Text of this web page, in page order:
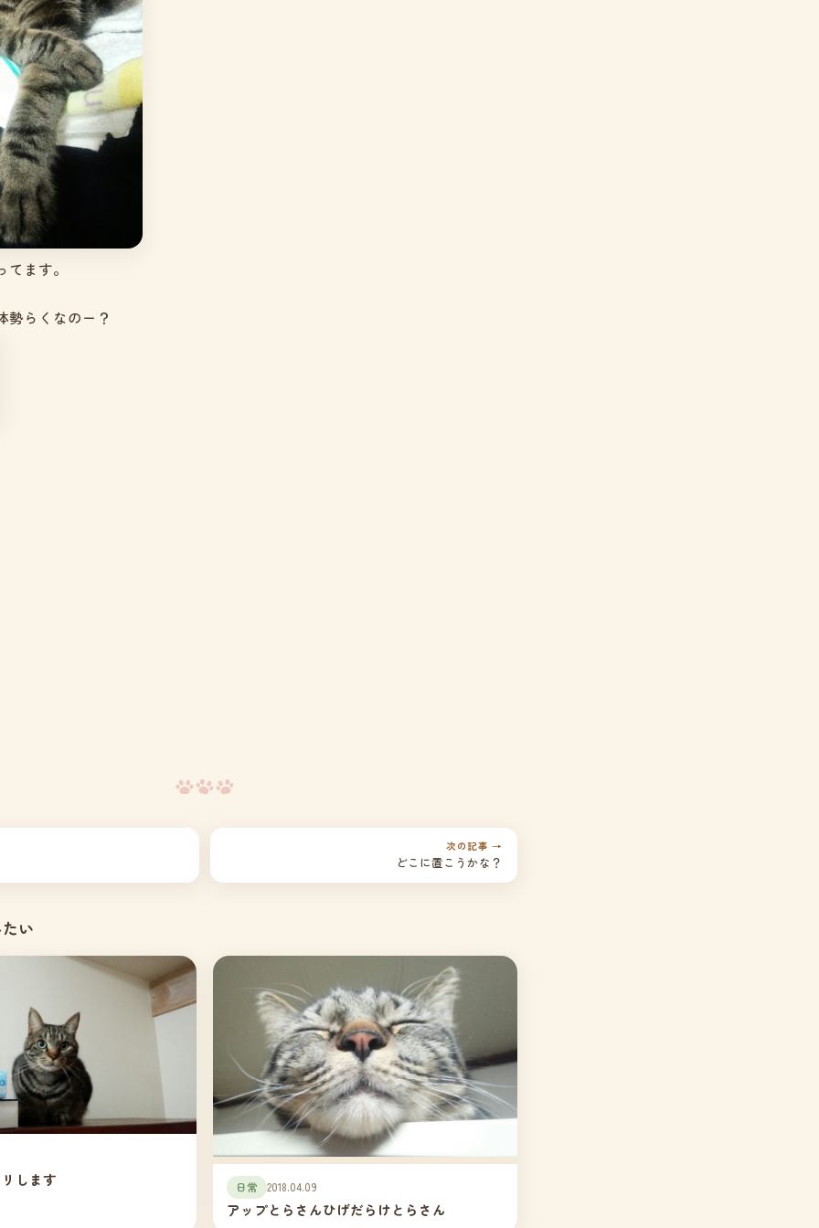
ます。
勢らくなのー？
次の記事 →
どこに置こうかな？
い
します 日常 2018.04.09
アップとらさんひげだらけとらさん